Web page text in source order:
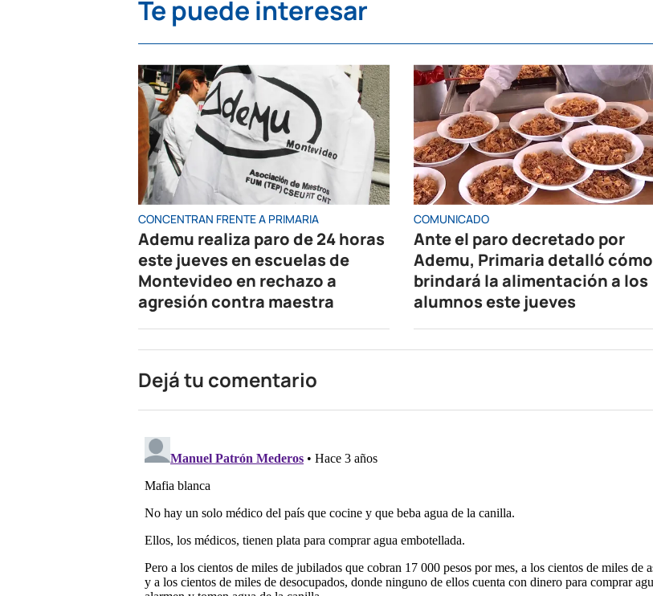
Te puede interesar
CONCENTRAN FRENTE A PRIMARIA
Ademu realiza paro de 24 horas
este jueves en escuelas de
Montevideo en rechazo a
agresión contra maestra
COMUNICADO
Ante el paro decretado por
Ademu, Primaria detalló cómo
brindará la alimentación a los
alumnos este jueves
Dejá tu comentario